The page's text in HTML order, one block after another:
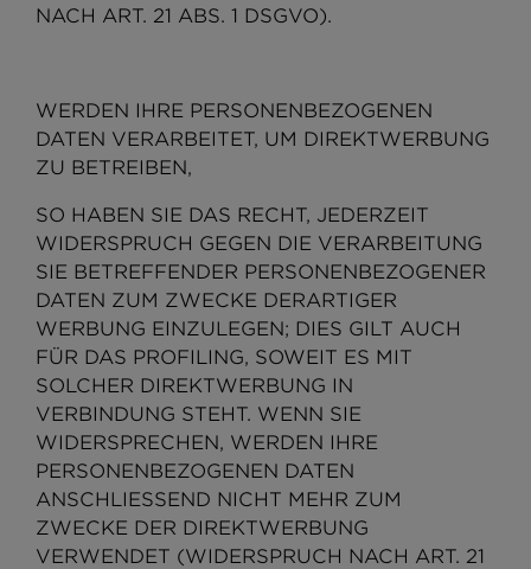
NACH ART. 21 ABS. 1 DSGVO).
WERDEN IHRE PERSONENBEZOGENEN
DATEN VERARBEITET, UM DIREKTWERBUNG
ZU BETREIBEN,
SO HABEN SIE DAS RECHT, JEDERZEIT
WIDERSPRUCH GEGEN DIE VERARBEITUNG
SIE BETREFFENDER PERSONENBEZOGENER
DATEN ZUM ZWECKE DERARTIGER
WERBUNG EINZULEGEN; DIES GILT AUCH
FÜR DAS PROFILING, SOWEIT ES MIT
SOLCHER DIREKTWERBUNG IN
VERBINDUNG STEHT. WENN SIE
WIDERSPRECHEN, WERDEN IHRE
PERSONENBEZOGENEN DATEN
ANSCHLIESSEND NICHT MEHR ZUM
ZWECKE DER DIREKTWERBUNG
VERWENDET (WIDERSPRUCH NACH ART. 21